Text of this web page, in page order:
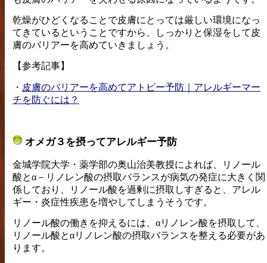
乾燥がひどくなることで皮膚にとっては厳しい環境になっ
てきているということですから、しっかりと保湿をして皮
膚のバリアーを高めていきましょう。
【参考記事】
・ 皮膚のバリアーを高めてアトピー予防｜アレルギーマー
チを防ぐには？
オメガ３を摂ってアレルギー予防
金城学院大学・薬学部の奥山治美教授によれば、リノール
酸とα－リノレン酸の摂取バランスが病気の発症に大きく関
係しており、リノール酸を過剰に摂取しすぎると、アレル
ギー・炎症性疾患を増やしてしまうそうです。
リノール酸の働きを抑えるには、αリノレン酸を摂取して、
リノール酸とαリノレン酸の摂取バランスを整える必要があ
ります。